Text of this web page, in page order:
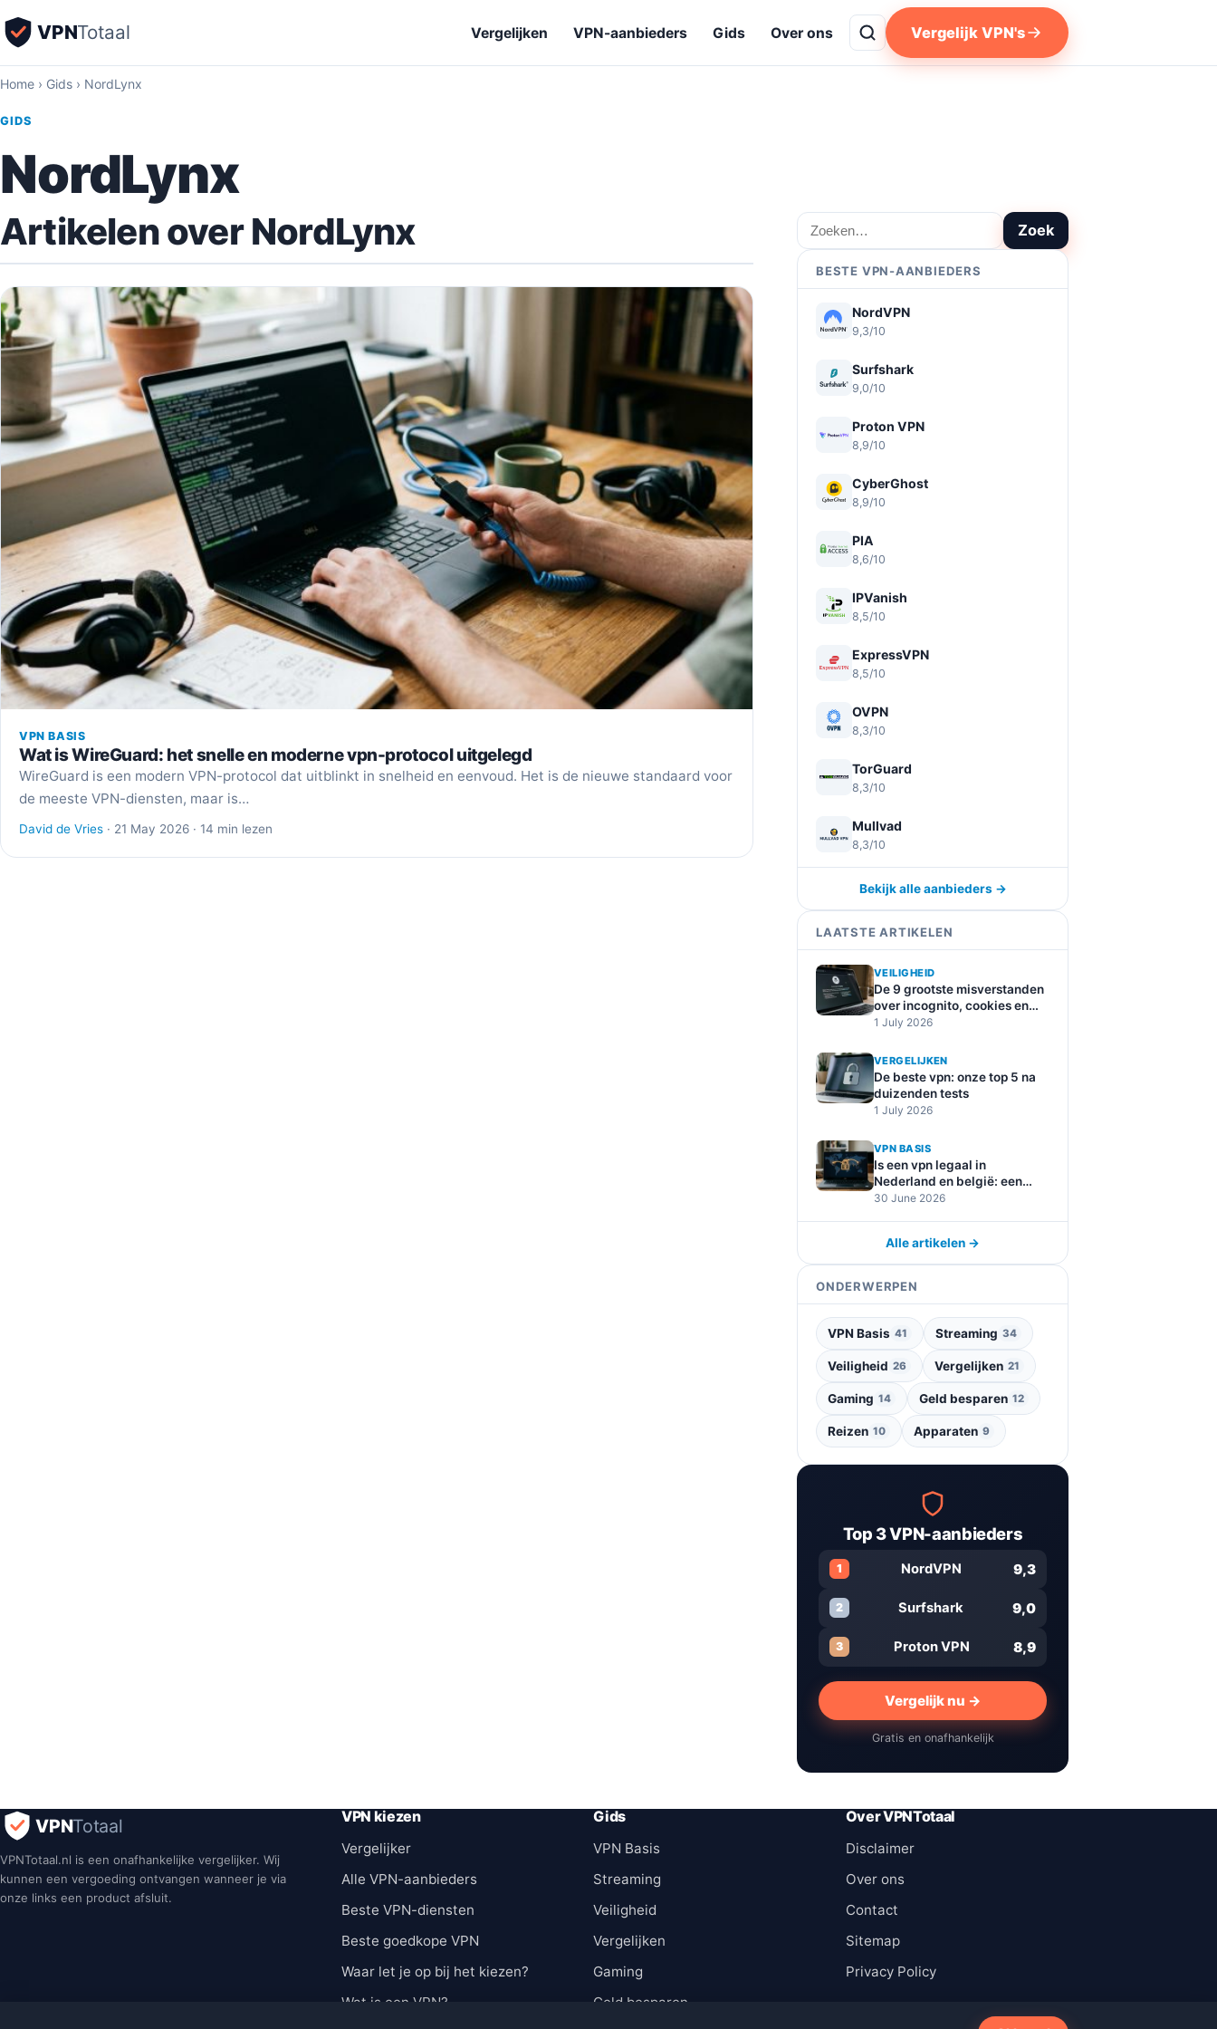
VPNTotaal Vergelijken VPN-aanbieders Gids Over ons Vergelijk VPN's
Home › Gids › NordLynx
GIDS
NordLynx
Artikelen over NordLynx
VPN BASIS
Wat is WireGuard: het snelle en moderne vpn-protocol uitgelegd
WireGuard is een modern VPN-protocol dat uitblinkt in snelheid en eenvoud. Het is de nieuwe standaard voor
de meeste VPN-diensten, maar is…
David de Vries · 21 May 2026 · 14 min lezen
Zoeken Zoek
BESTE VPN-AANBIEDERS
NordVPN
9,3/10
Surfshark
9,0/10
Proton VPN
8,9/10
CyberGhost
8,9/10
PIA
8,6/10
IPVanish
8,5/10
ExpressVPN
8,5/10
OVPN
8,3/10
TorGuard
8,3/10
Mullvad
8,3/10
Bekijk alle aanbieders →
LAATSTE ARTIKELEN
VEILIGHEID
De 9 grootste misverstanden
over incognito, cookies en
online tracking
1 July 2026
VERGELIJKEN
De beste vpn: onze top 5 na
duizenden tests
1 July 2026
VPN BASIS
Is een vpn legaal in
Nederland en belgië: een
duidelijke uitleg
30 June 2026
Alle artikelen →
ONDERWERPEN
VPN Basis 41 Streaming 34
Veiligheid 26 Vergelijken 21
Gaming 14 Geld besparen 12
Reizen 10 Apparaten 9
Top 3 VPN-aanbieders
1 NordVPN 9,3
2 Surfshark 9,0
3 Proton VPN 8,9
Vergelijk nu →
Gratis en onafhankelijk
VPNTotaal
VPNTotaal.nl is een onafhankelijke vergelijker. Wij
kunnen een vergoeding ontvangen wanneer je via
onze links een product afsluit.
VPN kiezen
Vergelijker
Alle VPN-aanbieders
Beste VPN-diensten
Beste goedkope VPN
Waar let je op bij het kiezen?
Wat is een VPN?
Gids
VPN Basis
Streaming
Veiligheid
Vergelijken
Gaming
Geld besparen
Over VPNTotaal
Disclaimer
Over ons
Contact
Sitemap
Privacy Policy